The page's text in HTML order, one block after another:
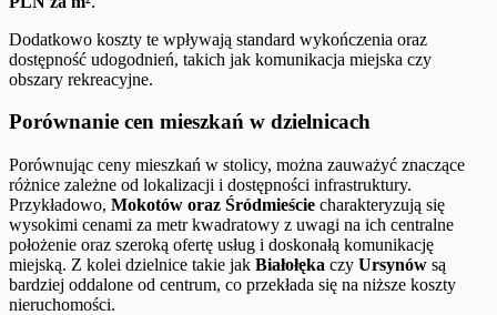
Dodatkowo koszty te wpływają standard wykończenia oraz
dostępność udogodnień, takich jak komunikacja miejska czy
obszary rekreacyjne.
Porównanie cen mieszkań w dzielnicach
Porównując ceny mieszkań w stolicy, można zauważyć znaczące
różnice zależne od lokalizacji i dostępności infrastruktury.
Przykładowo, Mokotów oraz Śródmieście charakteryzują się
wysokimi cenami za metr kwadratowy z uwagi na ich centralne
położenie oraz szeroką ofertę usług i doskonałą komunikację
miejską. Z kolei dzielnice takie jak Białołęka czy Ursynów są
bardziej oddalone od centrum, co przekłada się na niższe koszty
nieruchomości.